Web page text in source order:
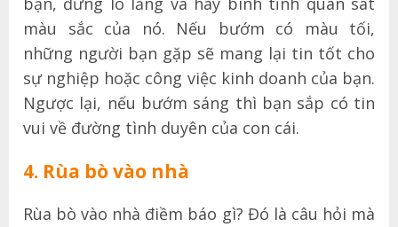
màu sắc của nó. Nếu bướm có màu tối,
những người bạn gặp sẽ mang lại tin tốt cho
sự nghiệp hoặc công việc kinh doanh của bạn.
Ngược lại, nếu bướm sáng thì bạn sắp có tin
vui về đường tình duyên của con cái.
4. Rùa bò vào nhà
Rùa bò vào nhà điềm báo gì? Đó là câu hỏi mà